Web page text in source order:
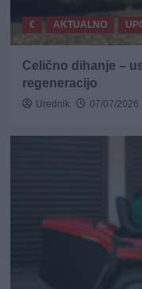
€ AKTUALNO
Celično dihanje –
regeneracijo
Urednik 07/07/2026